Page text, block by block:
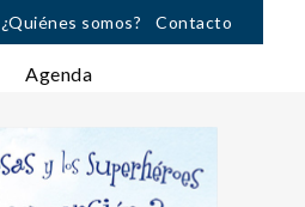
¿Quiénes somos? Contacto
Agenda